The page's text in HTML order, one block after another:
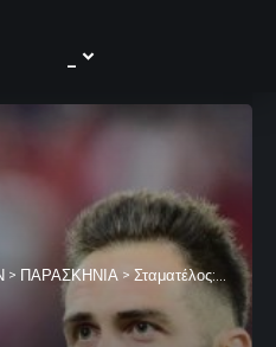
> ΠΑΡΑΣΚΗΝΙΑ > Σταματέλος: «Ο Φορτούνης έχει αποδείξει πολλές φορές την αξία του στον Ολυμπιακό»